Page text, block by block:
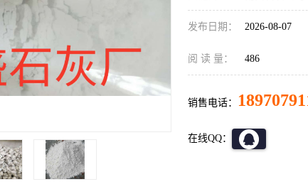
发布日期： 2026-08-07
阅 读 量： 486
销售电话：
在线QQ：